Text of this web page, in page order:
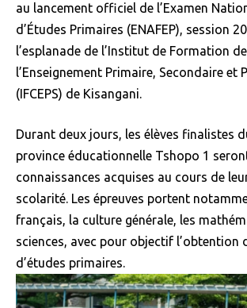
au lancement officiel de l’Examen
d’Études Primaires (ENAFEP), session
l’esplanade de l’Institut de Formation
l’Enseignement Primaire, Secondaire et
(IFCEPS) de Kisangani.
Durant deux jours, les élèves finalistes
province éducationnelle Tshopo 1
connaissances acquises au cours de
scolarité. Les épreuves portent
français, la culture générale, les
sciences, avec pour objectif l’obtention
d’études primaires.